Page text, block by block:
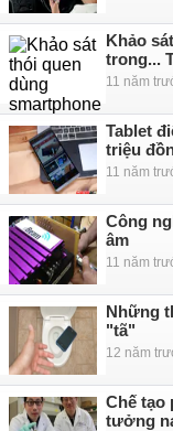
Khảo
trong...
11 năm
Tablet
triệu
11 năm
Công
âm
11 năm
Những
"tã"
12 năm
Chế tạo
tưởng